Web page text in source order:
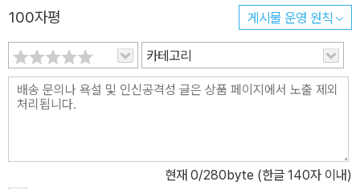
100자평 게시물 운영 원칙
카테고리
현재 0/280byte (한글 140자 이내)